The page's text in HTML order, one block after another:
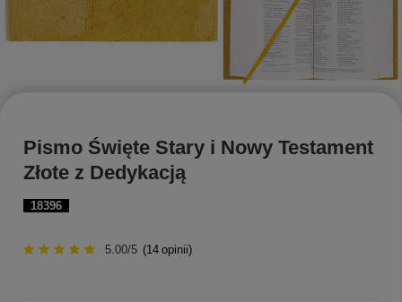
18396
Pismo Święte Stary i Nowy Testament
Złote z Dedykacją
5.00/5 (14 opinii)